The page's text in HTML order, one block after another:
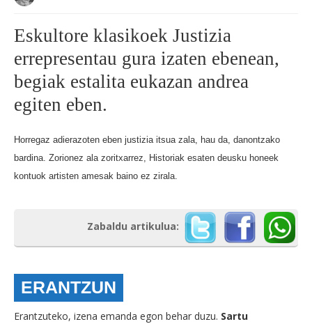
KOMUNITATEA
ALBISTE GUZTIAK
BIDEOAK
Eskultore klasikoek Justizia
errepresentau gura izaten ebenean,
begiak estalita eukazan andrea
egiten eben.
Horregaz adierazoten eben justizia itsua zala, hau da, danontzako
bardina. Zorionez ala zoritxarrez, Historiak esaten deusku honeek
kontuok artisten amesak baino ez zirala.
Zabaldu artikulua:
ERANTZUN
Erantzuteko, izena emanda egon behar duzu. Sartu